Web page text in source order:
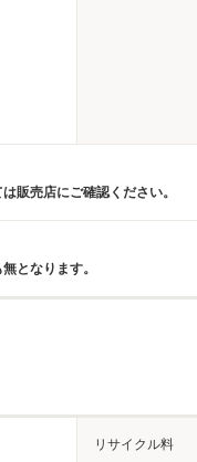
販売店にご確認ください。
となります。
リサイクル料